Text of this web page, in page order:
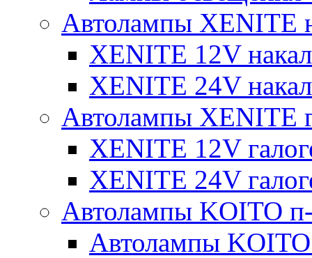
Автолампы XENITE
XENITE 12V
XENITE 24V
Автолампы XENITE
XENITE 12V
XENITE 24V
Автолампы KOITO
Автолампы